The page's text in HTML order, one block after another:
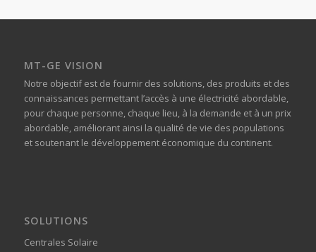
MT-GE VISION
Notre objectif est de fournir des solutions, des produits et des
connaissances permettant l’accès à une électricité abordable,
pour chaque personne, chaque lieu, à la demande et à un prix
abordable, améliorant ainsi la qualité de vie des populations
et soutenant le développement économique du continent.
SOLUTIONS
Centrales Solaire